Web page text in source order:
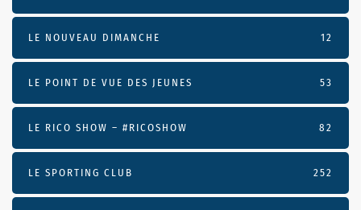
LE NOUVEAU DIMANCHE 12
LE POINT DE VUE DES JEUNES 53
LE RICO SHOW – #RICOSHOW 82
LE SPORTING CLUB 252